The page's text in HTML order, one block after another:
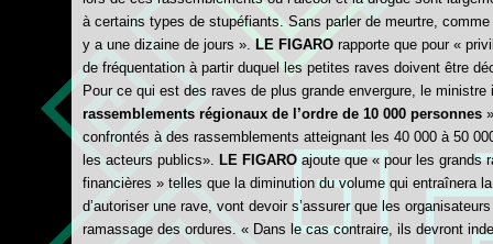
à certains types de stupéfiants. Sans parler de meurtre,
y a une dizaine de jours ».LE FIGAROrapporte que pour «
de fréquentation à partir duquel les petites raves doivent être
Pour ce qui est des raves de plus grande envergure, le ministre
rassemblements régionaux de l’ordre de 10 000 personnes
confrontés à des rassemblements atteignant les 40 000 à 50
les acteurs publics».
LE FIGAROajoute que « pour les grands
financières » telles que la diminution du volume qui entraînera
d’autoriser une rave, vont devoir s’assurer que les
ramassage des ordures. « Dans le cas contraire, ils devront